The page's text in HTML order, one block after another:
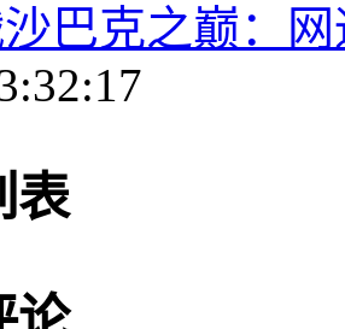
巴克之巅：
表